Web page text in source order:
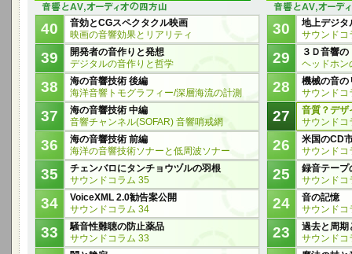
40
音効とCGスペクタクル映画
映画の音響効果とリアリティ
39
開発者の音作りと発想
デジタルの音作りと哲学
38
海の音響技術 後編
海洋音響トモグラフィー/深層海流の計測
37
海の音響技術 中編
音響チャンネル(SOFAR) 音響哨戒網
36
海の音響技術 前編
海洋の音響技術ソナーと低周波ソナー
35
チェンバロにタンチョウヅルの羽根
サウンドコラム 35
34
VoiceXML 2.0勧告案公開
サウンドコラム 34
33
騒音性難聴の防止薬品
サウンドコラム 33
30
地上デジタ
サウンドコ
29
３Ｄ音響
ヘッドホン
28
機械の音の
サウンドコ
27
音質？デザ
サウンドコ
26
米国のCD
サウンドコ
25
録音テープ
サウンドコ
24
音の記憶
サウンドコ
23
過去と周期
サウンドコ